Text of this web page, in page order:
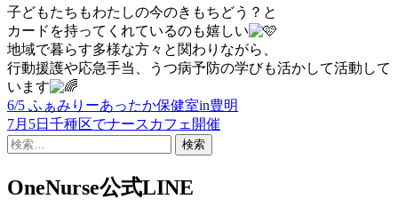
子どもたちもわたしの今のきもちどう？と
カードを持ってくれているのも嬉しい
地域で暮らす多様な方々と関わりながら、
行動援護や応急手当、うつ病予防の学びも活かして活動して
います
投
稿
ビ
6/5 ふぁみりーあったか保健室in豊明
7月5日千種区でナースカフェ開催
検
OneNurse公式LINE